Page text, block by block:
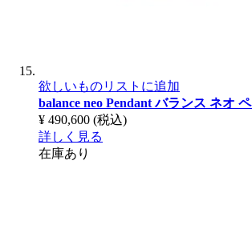
欲しいものリストに追加
balance neo Pendantバランス ネオ
¥ 490,600 (税込)
詳しく見る
在庫あり